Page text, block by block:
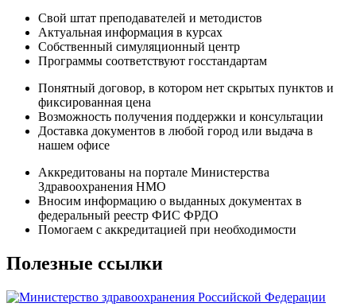
Свой штат преподавателей и методистов
Актуальная информация в курсах
Собственный симуляционный центр
Программы соответствуют госстандартам
Понятный договор, в котором нет скрытых пунктов и
фиксированная цена
Возможность получения поддержки и консультации
Доставка документов в любой город или выдача в
нашем офисе
Аккредитованы на портале Министерства
Здравоохранения НМО
Вносим информацию о выданных документах в
федеральный реестр ФИС ФРДО
Помогаем с аккредитацией при необходимости
Полезные ссылки